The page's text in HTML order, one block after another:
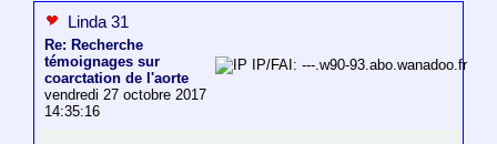
Linda 31
Re: Recherche
témoignages sur
coarctation de l'aorte
vendredi 27 octobre 2017
14:35:16
IP/FAI: ---.w90-93.abo.wanadoo.fr